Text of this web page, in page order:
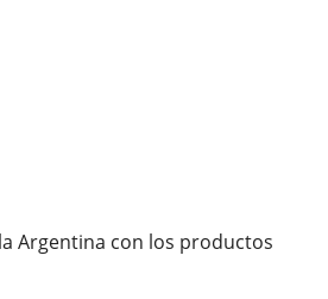
Argentina con los productos